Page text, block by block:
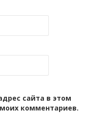
сайта в этом
комментариев.